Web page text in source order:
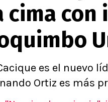
Campeonato Nacional
Primera B
Segunda División
Copa Chile
Supercopa Chile
Campeonato Femenino
cima
es el nuevo
Ortiz es más